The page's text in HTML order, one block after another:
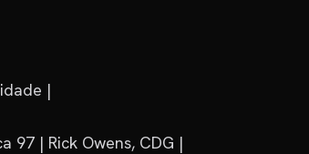
|
97 | Rick Owens, CDG |